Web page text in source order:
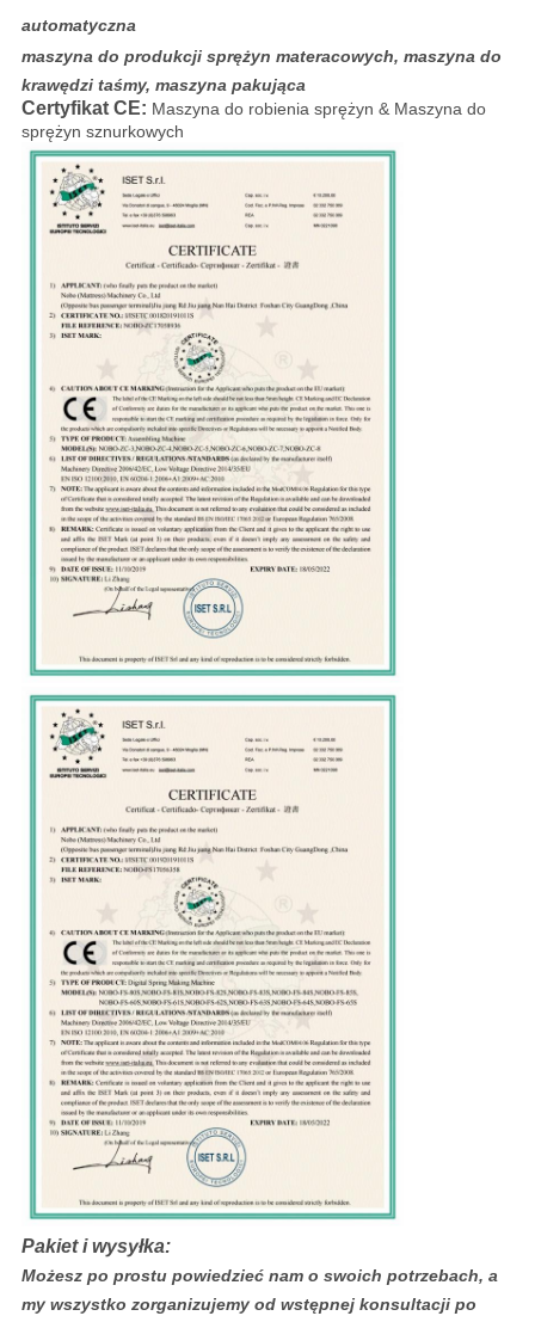
automatyczna
maszyna do produkcji sprężyn materacowych, maszyna do
krawędzi taśmy, maszyna pakująca
Certyfikat CE: Maszyna do robienia sprężyn & Maszyna do
sprężyn sznurkowych
Pakiet i wysyłka:
Możesz po prostu powiedzieć nam o swoich potrzebach, a
my wszystko zorganizujemy od wstępnej konsultacji po